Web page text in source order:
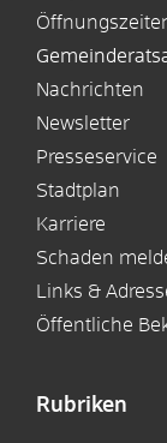
Nachrichten
Newsletter
Presseservice
Stadtplan
Karriere
Schaden
Links &
Öffentliche
Rubriken